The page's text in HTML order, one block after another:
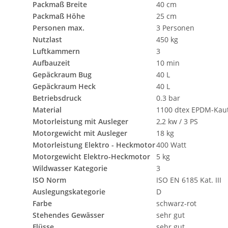
Packmaß Breite
40 cm
Packmaß Höhe
25 cm
Personen max.
3 Personen
Nutzlast
450 kg
Luftkammern
3
Aufbauzeit
10 min
Gepäckraum Bug
40 L
Gepäckraum Heck
40 L
Betriebsdruck
0.3 bar
Material
1100 dtex EPDM-
Motorleistung mit Ausleger
2,2 kw / 3 PS
Motorgewicht mit Ausleger
18 kg
Motorleistung Elektro - Heckmotor400 Watt
Motorgewicht Elektro-Heckmotor
5 kg
Wildwasser Kategorie
3
ISO Norm
ISO EN 6185 Kat. III
Auslegungskategorie
D
Farbe
schwarz-rot
Stehendes Gewässer
sehr gut